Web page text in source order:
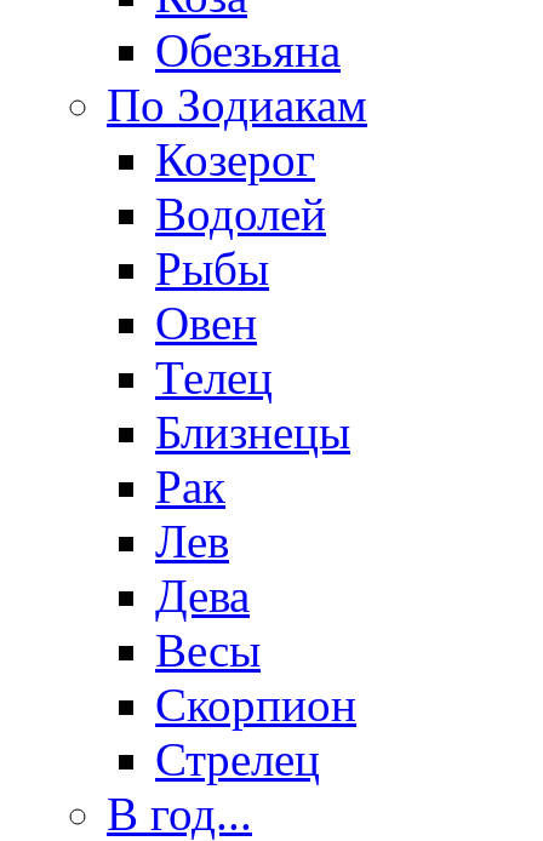
Обезьяна
По Зодиакам
Козерог
Водолей
Рыбы
Овен
Телец
Близнецы
Рак
Лев
Дева
Весы
Скорпион
Стрелец
В год...